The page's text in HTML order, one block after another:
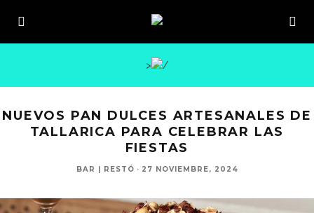
>
NUEVOS PAN DULCES ARTESANALES DE
TALLARICA PARA CELEBRAR LAS
FIESTAS
BAR | RESTÓ · 27 NOVIEMBRE, 2024